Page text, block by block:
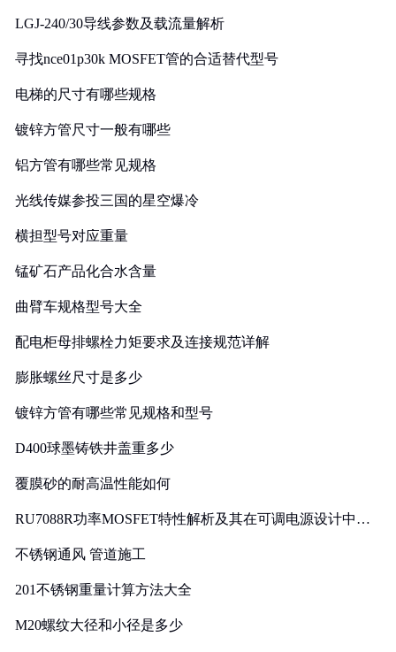
LGJ-240/30导线参数及载流量解析
寻找nce01p30k MOSFET管的合适替代型号
电梯的尺寸有哪些规格
镀锌方管尺寸一般有哪些
铝方管有哪些常见规格
光线传媒参投三国的星空爆冷
横担型号对应重量
锰矿石产品化合水含量
曲臂车规格型号大全
配电柜母排螺栓力矩要求及连接规范详解
膨胀螺丝尺寸是多少
镀锌方管有哪些常见规格和型号
D400球墨铸铁井盖重多少
覆膜砂的耐高温性能如何
RU7088R功率MOSFET特性解析及其在可调电源设计中的
不锈钢通风 管道施工
201不锈钢重量计算方法大全
M20螺纹大径和小径是多少